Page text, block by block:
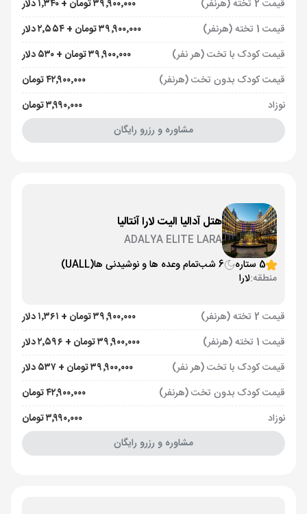
قیمت 2 تخته (هرنفر)
۳۹٬۹۰۰٬۰۰۰ تومان + ۱٬۳۴۰ دلار
قیمت 1 تخته (هرنفر)
۳۹٬۹۰۰٬۰۰۰ تومان + ۲٬۵۵۴ دلار
قیمت کودک با تخت (هر نفر)
۳۹٬۹۰۰٬۰۰۰ تومان + ۵۳۰ دلار
قیمت کودک بدون تخت (هرنفر)
۴۲٬۹۰۰٬۰۰۰ تومان
نوزاد
۳٬۹۹۰٬۰۰۰ تومان
مشاوره و رزرو رایگان
هتل آدالیا الیت لارا آنتالیا
ADALYA ELITE LARA
5 ستاره
6 شب تمام وعده ها و نوشیدنی ها(UALL)
منطقه:لارا
قیمت 2 تخته (هرنفر)
۳۹٬۹۰۰٬۰۰۰ تومان + ۱٬۳۶۱ دلار
قیمت 1 تخته (هرنفر)
۳۹٬۹۰۰٬۰۰۰ تومان + ۲٬۵۹۶ دلار
قیمت کودک با تخت (هر نفر)
۳۹٬۹۰۰٬۰۰۰ تومان + ۵۳۷ دلار
قیمت کودک بدون تخت (هرنفر)
۴۲٬۹۰۰٬۰۰۰ تومان
نوزاد
۳٬۹۹۰٬۰۰۰ تومان
مشاوره و رزرو رایگان